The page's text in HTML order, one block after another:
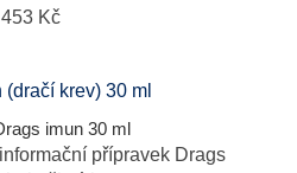
453 Kč
imun 30 ml
přípravek Drags